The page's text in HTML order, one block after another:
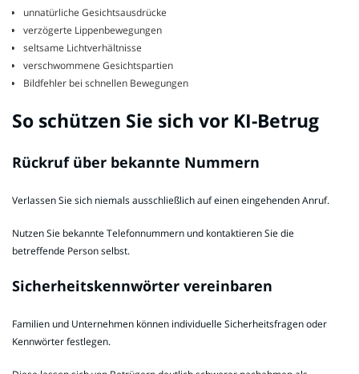
unnatürliche Gesichtsausdrücke
verzögerte Lippenbewegungen
seltsame Lichtverhältnisse
verschwommene Gesichtspartien
Bildfehler bei schnellen Bewegungen
So schützen Sie sich vor KI-Betrug
Rückruf über bekannte Nummern
Verlassen Sie sich niemals ausschließlich auf einen eingehenden Anruf.
Nutzen Sie bekannte Telefonnummern und kontaktieren Sie die
betreffende Person selbst.
Sicherheitskennwörter vereinbaren
Familien und Unternehmen können individuelle Sicherheitsfragen oder
Kennwörter festlegen.